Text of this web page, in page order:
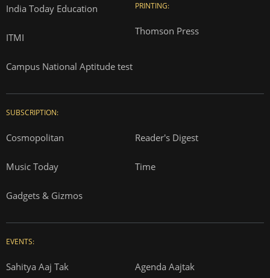
India Today Education
ITMI
Campus National Aptitude test
PRINTING:
Thomson Press
SUBSCRIPTION:
Cosmopolitan Reader's Digest
Music Today Time
Gadgets & Gizmos
EVENTS:
Sahitya Aaj Tak Agenda Aajtak